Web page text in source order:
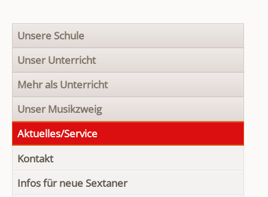
Navigation
überspringen
Unsere Schule
Unser Unterricht
Mehr als Unterricht
Unser Musikzweig
Aktuelles/Service
Kontakt
Infos für neue Sextaner